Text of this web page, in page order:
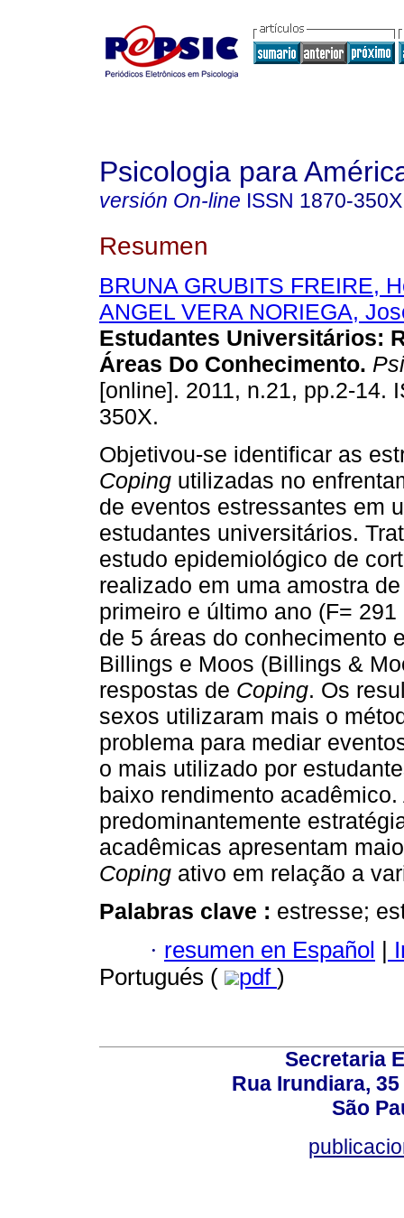
Psicologia para
versión On-line ISSN 1870-350X
Resumen
BRUNA GRUBITS FREIRE,
ANGEL VERA NORIEGA,
Estudantes Universitários:
Áreas Do Conhecimento.
[online]. 2011, n.21, pp.2-14.
350X.
Objetivou-se identificar as
Coping utilizadas no
de eventos estressantes em
estudantes universitários.
estudo epidemiológico de
realizado em uma amostra
primeiro e último ano (F=
de 5 áreas do conhecimento
Billings e Moos (Billings &
respostas de Coping. Os
sexos utilizaram mais o
problema para mediar
o mais utilizado por
baixo rendimento
predominantemente
acadêmicas apresentam
Coping ativo em relação a
Palabras clave : estresse;
· resumen en Español |
Portugués (
pdf )
Secretaria
Rua Irundiara,
São